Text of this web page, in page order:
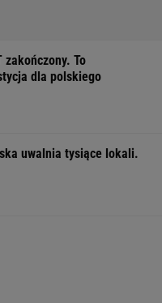
zakończony. To
dla polskiego
uwalnia tysiące lokali.